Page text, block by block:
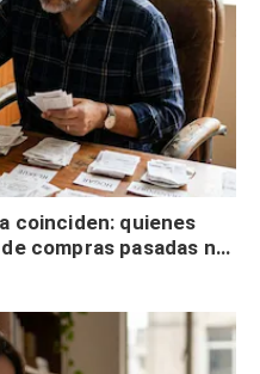
coinciden: quienes
compras pasadas no
tienen necesidad de